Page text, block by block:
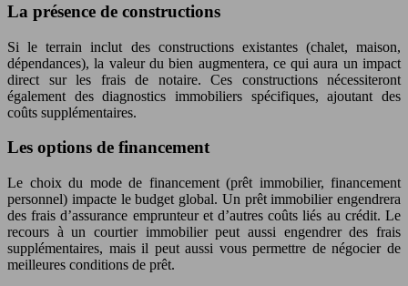
La présence de constructions
Si le terrain inclut des constructions existantes (chalet, maison,
dépendances), la valeur du bien augmentera, ce qui aura un impact
direct sur les frais de notaire. Ces constructions nécessiteront
également des diagnostics immobiliers spécifiques, ajoutant des
coûts supplémentaires.
Les options de financement
Le choix du mode de financement (prêt immobilier, financement
personnel) impacte le budget global. Un prêt immobilier engendrera
des frais d’assurance emprunteur et d’autres coûts liés au crédit. Le
recours à un courtier immobilier peut aussi engendrer des frais
supplémentaires, mais il peut aussi vous permettre de négocier de
meilleures conditions de prêt.